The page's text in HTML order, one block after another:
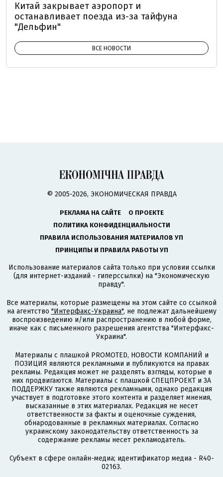
Китай закрывает аэропорт и
останавливает поезда из-за тайфуна
"Дельфин"
ВСЕ НОВОСТИ
© 2005-2026, ЭКОНОМИЧЕСКАЯ ПРАВДА
РЕКЛАМА НА САЙТЕ
О ПРОЕКТЕ
ПОЛИТИКА КОНФИДЕНЦИАЛЬНОСТИ
ПРАВИЛА ИСПОЛЬЗОВАНИЯ МАТЕРИАЛОВ УП
ПРИНЦИПЫ И ПРАВИЛА РАБОТЫ УП
Использование материалов сайта только при условии ссылки
(для интернет-изданий - гиперссылки) на "Экономическую
правду".
Все материалы, которые размещены на этом сайте со ссылкой
на агентство "Интерфакс-Украина", не подлежат дальнейшему
воспроизведению и/или распространению в любой форме,
иначе как с письменного разрешения агентства "Интерфакс-
Украина".
Материалы с плашкой PROMOTED, НОВОСТИ КОМПАНИЙ и
ПОЗИЦИЯ являются рекламными и публикуются на правах
рекламы. Редакция может не разделять взгляды, которые в
них продвигаются. Материалы с плашкой СПЕЦПРОЕКТ и ЗА
ПОДДЕРЖКУ также являются рекламными, однако редакция
участвует в подготовке этого контента и разделяет мнения,
высказанные в этих материалах. Редакция не несет
ответственности за факты и оценочные суждения,
обнародованные в рекламных материалах. Согласно
украинскому законодательству ответственность за
содержание рекламы несет рекламодатель.
Субъект в сфере онлайн-медиа; идентификатор медиа - R40-
02163.